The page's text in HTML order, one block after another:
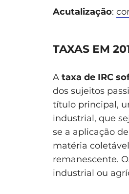
Acutalização:
TAXAS EM
A taxa de IRC
dos sujeitos
título principal,
industrial, que
se a aplicação
matéria
remanescente.
industrial ou